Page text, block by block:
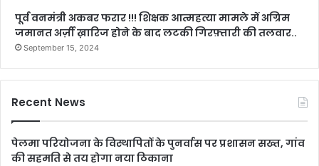
पूर्व वनमंत्री अकबर फरार !!! शिक्षक आत्महत्या मामले में अग्रिम
जमानत अर्ज़ी ख़ारिज होने के बाद लटकी गिरफ़्तारी की तलवार..
September 15, 2024
Recent News
पेलमा परियोजना के विस्थापितों के पुनर्वास पर प्रशासन सख्त, गांव
की सहमति से तय होगा नया ठिकाना